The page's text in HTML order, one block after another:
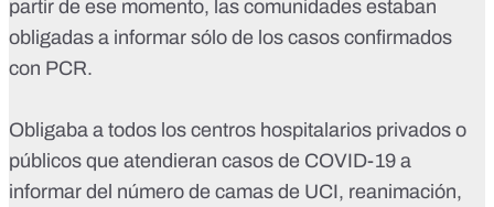
partir de ese momento, las comunidades estaban
obligadas a informar sólo de los casos confirmados
con PCR.
Obligaba a todos los centros hospitalarios privados o
públicos que atendieran casos de COVID-19 a
informar del número de camas de UCI, reanimación,